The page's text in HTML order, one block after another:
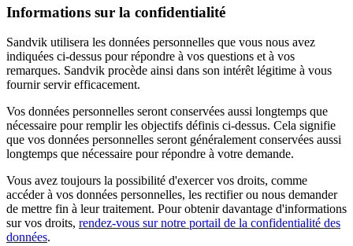
Informations sur la confidentialité
Sandvik utilisera les données personnelles que vous nous avez
indiquées ci-dessus pour répondre à vos questions et à vos
remarques. Sandvik procède ainsi dans son intérêt légitime à vous
fournir servir efficacement.
Vos données personnelles seront conservées aussi longtemps que
nécessaire pour remplir les objectifs définis ci-dessus. Cela signifie
que vos données personnelles seront généralement conservées aussi
longtemps que nécessaire pour répondre à votre demande.
Vous avez toujours la possibilité d'exercer vos droits, comme
accéder à vos données personnelles, les rectifier ou nous demander
de mettre fin à leur traitement. Pour obtenir davantage d'informations
sur vos droits, rendez-vous sur notre portail de la confidentialité des
données.